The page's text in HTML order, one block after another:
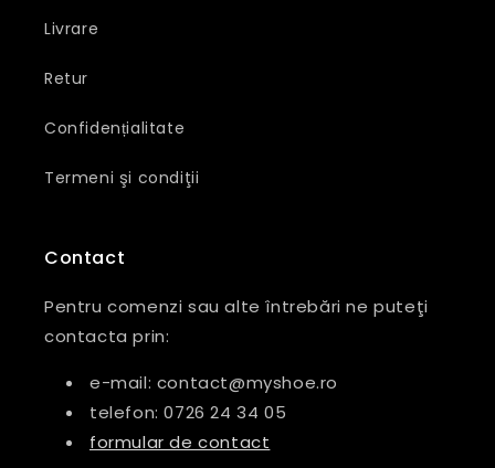
Livrare
Retur
Confidențialitate
Termeni şi condiţii
Contact
Pentru comenzi sau alte întrebări ne puteţi
contacta prin:
e-mail: contact@myshoe.ro
telefon: 0726 24 34 05
formular de contact